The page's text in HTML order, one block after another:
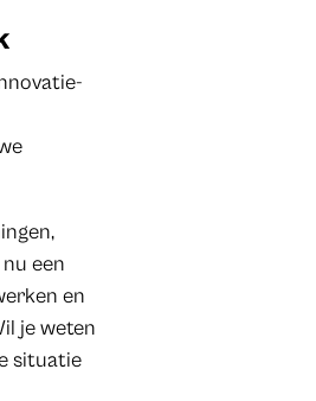
een
en
je weten
situatie